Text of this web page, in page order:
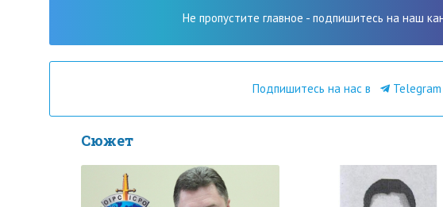
Не пропустите главное - подпишитесь на наш
Подпишитесь на нас в Telegram
Сюжет